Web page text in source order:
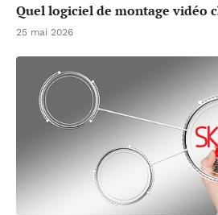
Quel logiciel de montage vidéo
25 mai 2026